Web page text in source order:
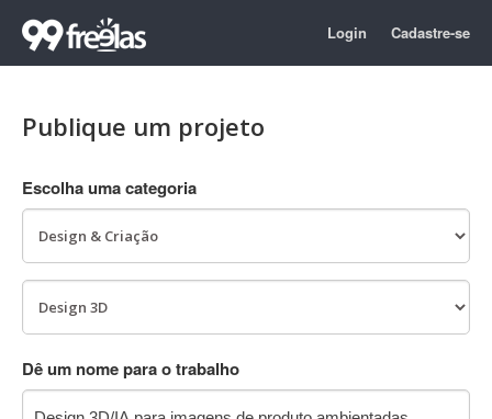
Login Cadastre-se
Publique um projeto
Escolha uma categoria
Dê um nome para o trabalho